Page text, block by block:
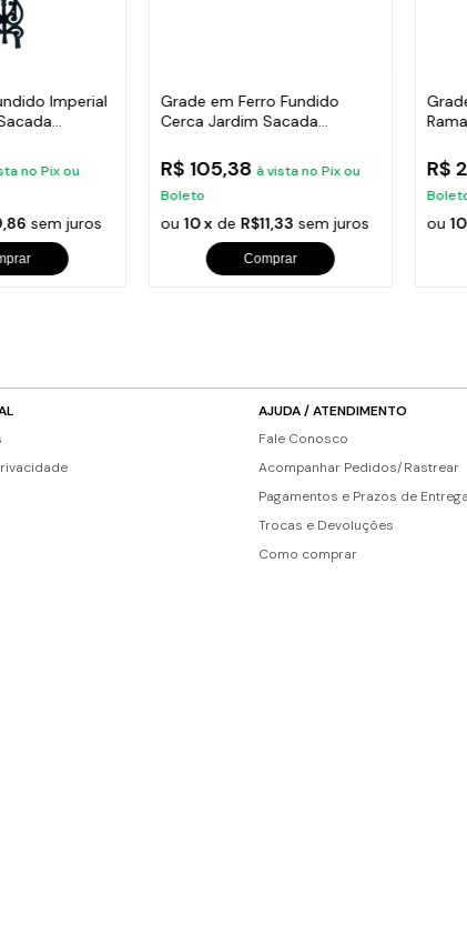
Imperial
no Pix ou
sem juros
Grade em Ferro Fundido
Cerca Jardim Sacada
R$ 105,38 à vista no Pix ou
Boleto
ou10 x de R$11,33 sem juros
Comprar
R$
ou
AJUDA / ATENDIMENTO
Fale Conosco
Acompanhar Pedidos/Rastrear
Pagamentos e Prazos de Entrega
Trocas e Devoluções
Como comprar